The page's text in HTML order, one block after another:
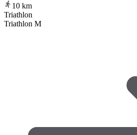
10 km
Triathlon
Triathlon M